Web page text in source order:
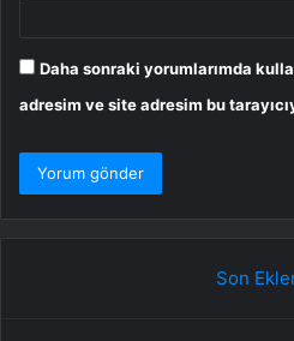
Daha sonraki yorumlarımda
adresim ve site adresim bu
Son